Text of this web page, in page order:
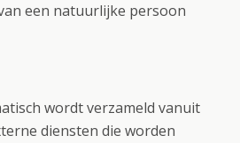
een natuurlijke persoon
wordt verzameld vanuit
diensten die worden